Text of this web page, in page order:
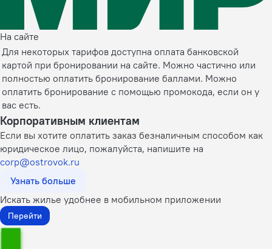
На сайте
Для некоторых тарифов доступна оплата банковской
картой при бронировании на сайте. Можно частично или
полностью оплатить бронирование баллами. Можно
оплатить бронирование с помощью промокода, если он у
вас есть.
Корпоративным клиентам
Если вы хотите оплатить заказ безналичным способом как
юридическое лицо, пожалуйста, напишите на
corp@ostrovok.ru
Узнать больше
Искать жилье удобнее в мобильном приложении
Перейти